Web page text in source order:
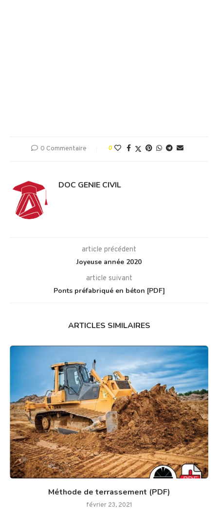
0 Commentaire 0
DOC GENIE CIVIL
article précédent
Joyeuse année 2020
article suivant
Ponts préfabriqué en béton [PDF]
ARTICLES SIMILAIRES
Méthode de terrassement (PDF)
février 23, 2021